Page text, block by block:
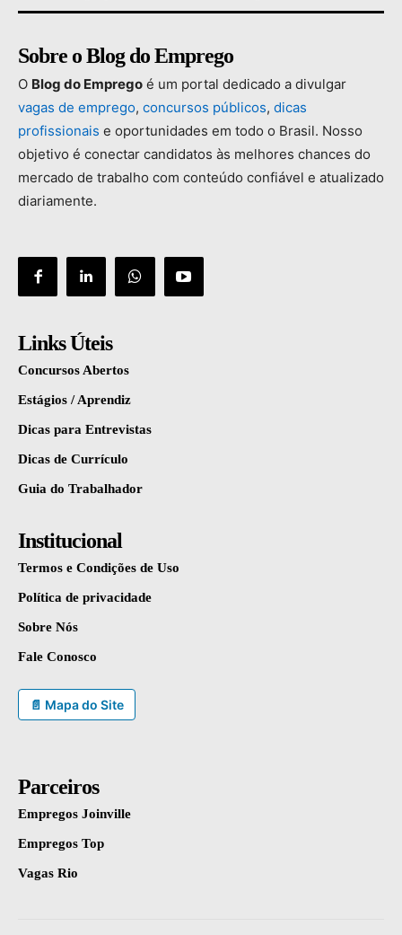
Sobre o Blog do Emprego
O Blog do Emprego é um portal dedicado a divulgar
vagas de emprego, concursos públicos, dicas
profissionais e oportunidades em todo o Brasil. Nosso
objetivo é conectar candidatos às melhores chances do
mercado de trabalho com conteúdo confiável e atualizado
diariamente.
Links Úteis
Concursos Abertos
Estágios / Aprendiz
Dicas para Entrevistas
Dicas de Currículo
Guia do Trabalhador
Institucional
Termos e Condições de Uso
Política de privacidade
Sobre Nós
Fale Conosco
📄 Mapa do Site
Parceiros
Empregos Joinville
Empregos Top
Vagas Rio